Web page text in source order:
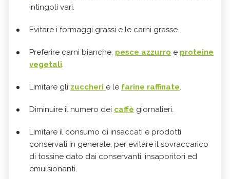
intingoli vari.
Evitare i formaggi grassi e le carni grasse.
Preferire carni bianche, pesce azzurro e proteine
vegetali.
Limitare gli zuccheri e le farine raffinate.
Diminuire il numero dei caffè giornalieri.
Limitare il consumo di insaccati e prodotti
conservati in generale, per evitare il sovraccarico
di tossine dato dai conservanti, insaporitori ed
emulsionanti.